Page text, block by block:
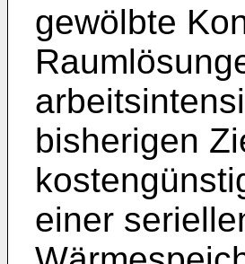
gewölbte
bisherigen
einer